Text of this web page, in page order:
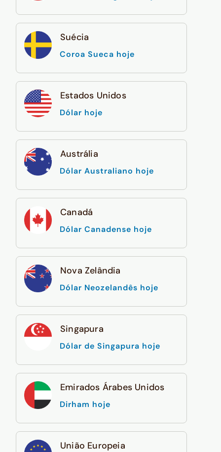
Suécia
Coroa Sueca hoje
Estados Unidos
Dólar hoje
Austrália
Dólar Australiano hoje
Canadá
Dólar Canadense hoje
Nova Zelândia
Dólar Neozelandês hoje
Singapura
Dólar de Singapura hoje
Emirados Árabes Unidos
Dirham hoje
União Europeia